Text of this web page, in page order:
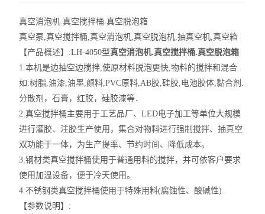
真空消泡机.真空搅拌桶.真空脱泡箱
真空泵,真空搅拌桶,真空消泡机,真空脱泡机,抽真空机,真空箱
【产品概述】:LH-4050型真空消泡机.真空搅拌桶.真空脱泡箱
1.本机是边抽空边搅拌,使原材料脱泡更快,物料的搅拌和混合.
如:树脂,油漆,油墨,颜料,PVC原料,AB胶,硅胶,电池胶体,黏合剂.
分散剂，石膏，红胶，硅胶漆等．
2.真空搅拌桶主要用于工艺品厂、LED电子加工等单位大规模
进行灌胶、注胶生产使用，集合对物料进行强制搅拌、抽真空
双功能于一体，为生产提率、节约时间、降低成本。
3.钢材类真空搅拌桶使用于普通用料的搅拌，并可依客户要求
使用加温设备，便于冷天使用。
4.不锈钢类真空搅拌桶使用于特殊用料(腐蚀性、酸碱性).
【参数说明】: